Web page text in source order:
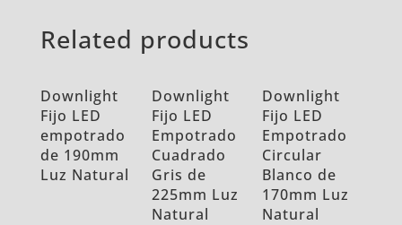
Related products
Downlight
Fijo LED
empotrado
de 190mm
Luz Natural
Downlight
Fijo LED
Empotrado
Cuadrado
Gris de
225mm Luz
Natural
Downlight
Fijo LED
Empotrado
Circular
Blanco de
170mm Luz
Natural